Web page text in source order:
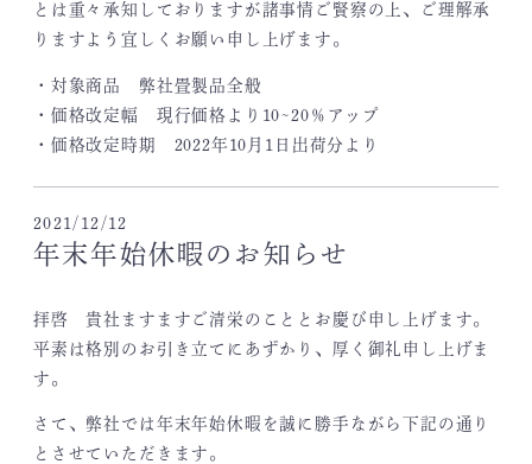
とは重々承知しておりますが諸事情ご賢察の上、ご理解承
りますよう宜しくお願い申し上げます。
・対象商品 弊社畳製品全般
・価格改定幅 現行価格より10~20％アップ
・価格改定時期 2022年10月1日出荷分より
2021/12/12
年末年始休暇のお知らせ
拝啓 貴社ますますご清栄のこととお慶び申し上げます。
平素は格別のお引き立てにあずかり、厚く御礼申し上げま
す。
さて、弊社では年末年始休暇を誠に勝手ながら下記の通り
とさせていただきます。